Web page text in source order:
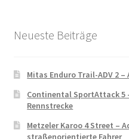
Neueste Beiträge
Mitas Enduro Trail-ADV 2
Continental SportAttack 5
Rennstrecke
Metzeler Karoo 4 Street –
straßenorientierte Fahrer